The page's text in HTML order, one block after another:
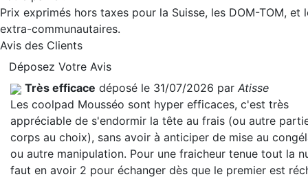
Prix exprimés hors taxes pour la Suisse, les DOM-TOM, et
extra-communautaires.
Avis des Clients
Déposez Votre Avis
Très efficace déposé le 31/07/2026 par Atisse
Les coolpad Mousséo sont hyper efficaces, c'est très
appréciable de s'endormir la tête au frais (ou autre
corps au choix), sans avoir à anticiper de mise au
ou autre manipulation. Pour une fraicheur tenue tout la
faut en avoir 2 pour échanger dès que le premier est